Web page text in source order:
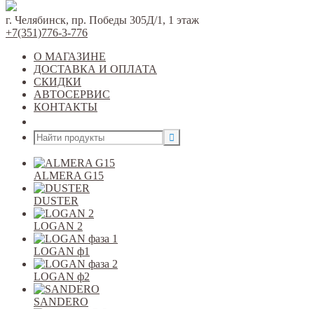
г. Челябинск, пр. Победы 305Д/1, 1 этаж
+7(351)776-3-776
О МАГАЗИНЕ
ДОСТАВКА И ОПЛАТА
СКИДКИ
АВТОСЕРВИС
КОНТАКТЫ
ALMERA G15
DUSTER
LOGAN 2
LOGAN ф1
LOGAN ф2
SANDERO